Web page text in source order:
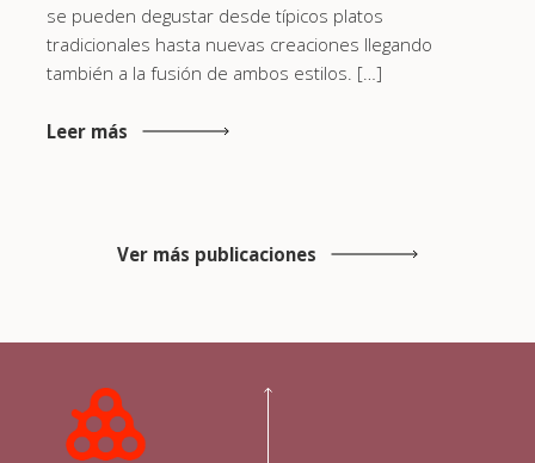
se pueden degustar desde típicos platos
tradicionales hasta nuevas creaciones llegando
también a la fusión de ambos estilos. […]
Leer más
Ver más publicaciones